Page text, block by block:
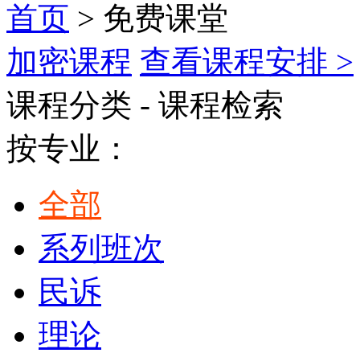
首页 > 免费课堂
加密课程 查看课程安排 >
课程分类 - 课程检索
按专业：
全部
系列班次
民诉
理论